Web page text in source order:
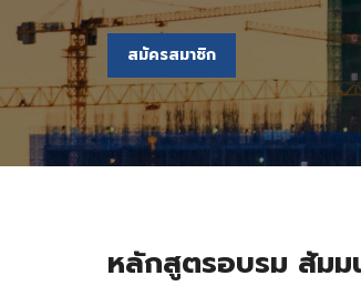
สมัครสมาชิก
หลักสูตรอบรม สัมม